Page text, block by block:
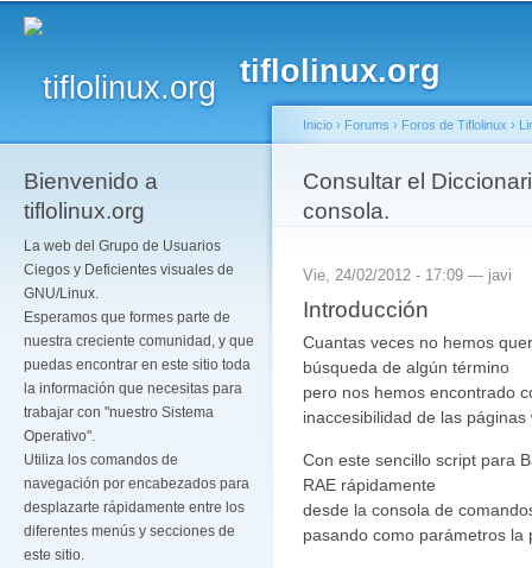
tiflolinux.org
Bienvenido a
tiflolinux.org
La web del Grupo de Usuarios
Ciegos y Deficientes visuales de
GNU/Linux.
Esperamos que formes parte de
nuestra creciente comunidad, y que
puedas encontrar en este sitio toda
la información que necesitas para
trabajar con "nuestro Sistema
Operativo".
Utiliza los comandos de
navegación por encabezados para
desplazarte rápidamente entre los
diferentes menús y secciones de
este sitio.
Se encuentra usted
Inicio › Forums › Foros de Tiflolinux ›
Consultar el
consola.
Vie, 24/02/2012 - 17:09 — javi
Introducción
Cuantas veces no hemos
búsqueda de algún término
pero nos hemos encontrado
inaccesibilidad de las páginas
Con este sencillo script para
RAE rápidamente
desde la consola de
pasando como parámetros la